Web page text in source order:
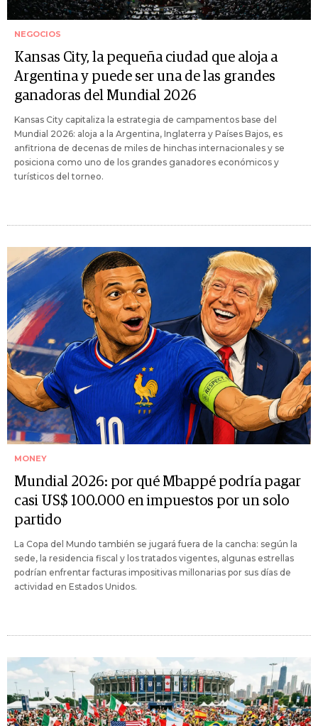
NEGOCIOS
Kansas City, la pequeña ciudad que aloja a
Argentina y puede ser una de las grandes
ganadoras del Mundial 2026
Kansas City capitaliza la estrategia de campamentos base del
Mundial 2026: aloja a la Argentina, Inglaterra y Países Bajos, es
anfitriona de decenas de miles de hinchas internacionales y se
posiciona como uno de los grandes ganadores económicos y
turísticos del torneo.
MONEY
Mundial 2026: por qué Mbappé podría pagar
casi US$ 100.000 en impuestos por un solo
partido
La Copa del Mundo también se jugará fuera de la cancha: según la
sede, la residencia fiscal y los tratados vigentes, algunas estrellas
podrían enfrentar facturas impositivas millonarias por sus días de
actividad en Estados Unidos.